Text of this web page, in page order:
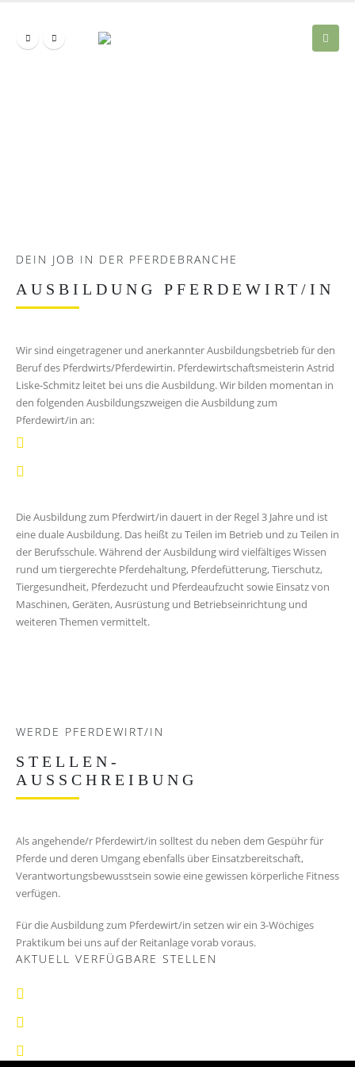
DEIN JOB IN DER PFERDEBRANCHE
AUSBILDUNG PFERDEWIRT/IN
Wir sind eingetragener und anerkannter Ausbildungsbetrieb für den
Beruf des Pferdwirts/Pferdewirtin. Pferdewirtschaftsmeisterin Astrid
Liske-Schmitz leitet bei uns die Ausbildung. Wir bilden momentan in
den folgenden Ausbildungszweigen die Ausbildung zum
Pferdewirt/in an:
Die Ausbildung zum Pferdwirt/in dauert in der Regel 3 Jahre und ist
eine duale Ausbildung. Das heißt zu Teilen im Betrieb und zu Teilen in
der Berufsschule. Während der Ausbildung wird vielfältiges Wissen
rund um tiergerechte Pferdehaltung, Pferdefütterung, Tierschutz,
Tiergesundheit, Pferdezucht und Pferdeaufzucht sowie Einsatz von
Maschinen, Geräten, Ausrüstung und Betriebseinrichtung und
weiteren Themen vermittelt.
WERDE PFERDEWIRT/IN
STELLEN-
AUSSCHREIBUNG
Als angehende/r Pferdewirt/in solltest du neben dem Gespühr für
Pferde und deren Umgang ebenfalls über Einsatzbereitschaft,
Verantwortungsbewusstsein sowie eine gewissen körperliche Fitness
verfügen.
Für die Ausbildung zum Pferdewirt/in setzen wir ein 3-Wöchiges
Praktikum bei uns auf der Reitanlage vorab voraus.
AKTUELL VERFÜGBARE STELLEN